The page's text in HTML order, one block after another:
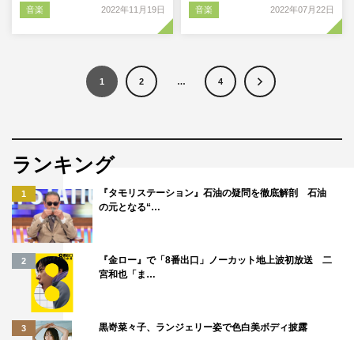
音楽 2022年11月19日 音楽 2022年07月22日
1 2 … 4
ランキング
1
『タモリステーション』石油の疑問を徹底解剖 石油
の元となる“…
2
『金ロー』で「8番出口」ノーカット地上波初放送 二
宮和也「ま…
3 黒嵜菜々子、ランジェリー姿で色白美ボディ披露